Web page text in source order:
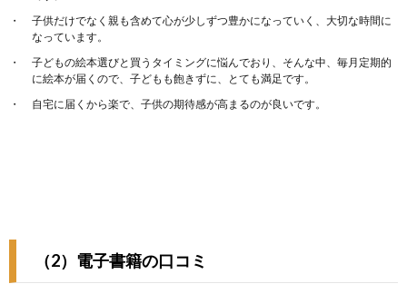
子供だけでなく親も含めて心が少しずつ豊かになっていく、大切な時間に
なっています。
子どもの絵本選びと買うタイミングに悩んでおり、そんな中、毎月定期的
に絵本が届くので、子どもも飽きずに、とても満足です。
自宅に届くから楽で、子供の期待感が高まるのが良いです。
（2）電子書籍の口コミ